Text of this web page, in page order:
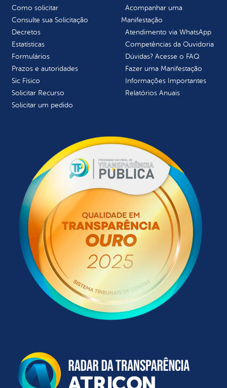
Como solicitar
Consulte sua Solicitação
Decretos
Estatísticas
Formulários
Prazos e autoridades
Sic Físico
Solicitar Recurso
Solicitar um pedido
Acompanhar uma
Manifestação
Atendimento via WhatsApp
Competências da Ouvidoria
Dúvidas? Acesse o FAQ
Fazer uma Manifestação
Informações Importantes
Relatórios Anuais